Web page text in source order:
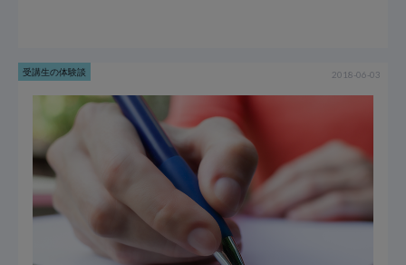
受講生の体験談 2018-06-03